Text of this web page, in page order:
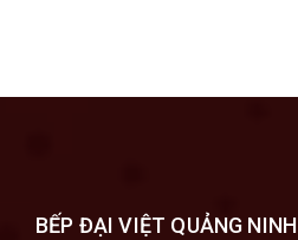
BẾP ĐẠI VIỆT QUẢNG NINH